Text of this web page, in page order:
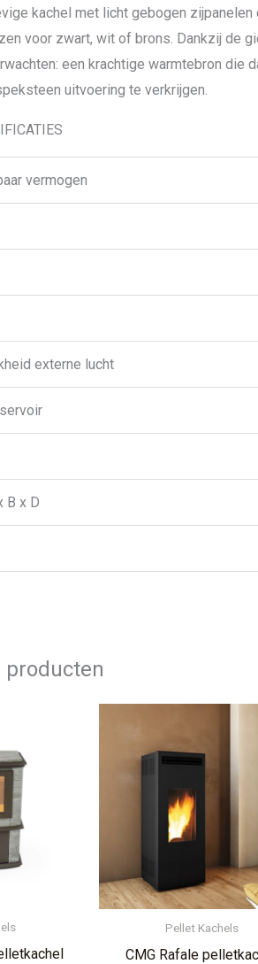
kachel met licht gebogen
voor zwart, wit of brons. Dankzij de
een krachtige warmtebron
uitvoering te verkrijgen.
vermogen
externe lucht
B x D
producten
Pellet Kachels
CMG Rafale